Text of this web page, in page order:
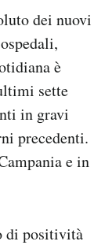
dei nuovi
è
sette
in gravi
precedenti.
e in
di positività